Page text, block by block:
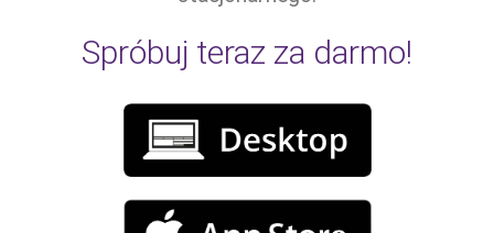
Spróbuj teraz za darmo!